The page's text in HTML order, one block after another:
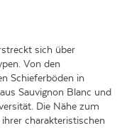
sich über
Von den
Schieferböden in
Sauvignon Blanc und
Die Nähe zum
charakteristischen